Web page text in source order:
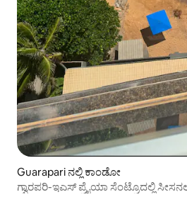
Guarapari ನಲ್ಲಿ ಕಾಂಡೋ
ಗ್ವಾರಪರಿ-ಇಎಸ್ ಪ್ರೈಯಾ ಸೆಂಟ್ರೊದಲ್ಲಿ